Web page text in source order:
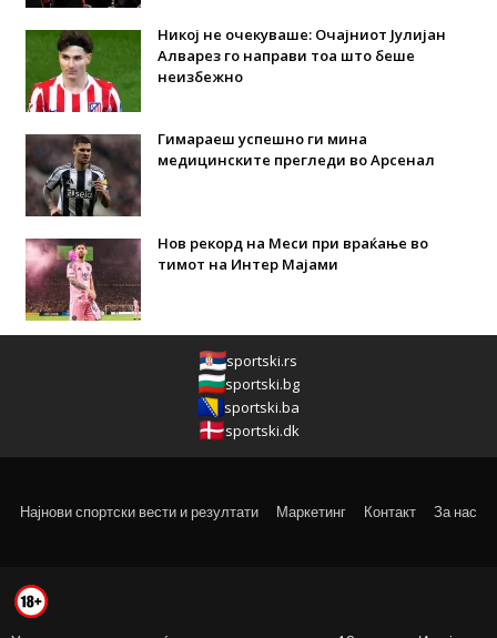
Никој не очекуваше: Очајниот Јулијан
Алварез го направи тоа што беше
неизбежно
Гимараеш успешно ги мина
медицинските прегледи во Арсенал
Нов рекорд на Меси при враќање во
тимот на Интер Мајами
sportski.rs
sportski.bg
sportski.ba
sportski.dk
Најнови спортски вести и резултати Маркетинг Контакт За нас